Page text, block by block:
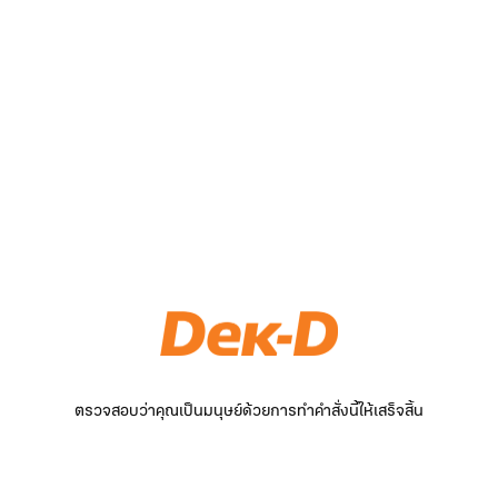
ตรวจสอบว่าคุณเป็นมนุษย์ด้วยการทำคำสั่งนี้ให้เสร็จสิ้น